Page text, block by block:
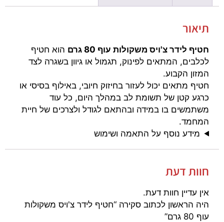
תיאור
חטיף לידר צ'ויס משקולות עוף 80 גרם
הוא חטיף
לכלבים, המתאים לפינוק, תגמול או גיוון בשגרה לצד
המזון הקבוע.
חטיף מתאים יכול לעזור בחיזוק חיובי, באילוף בסיסי או
כרגע קטן של תשומת לב במהלך היום, כל עוד
משתמשים בו במידה ובהתאם לגודל ולצרכים של חיית
המחמד.
מידע נוסף על התאמה ושימוש
חוות דעת
אין עדיין חוות דעת.
היה הראשון לכתוב סקירה “חטיף לידר צ'ויס משקולות
עוף 80 גרם”